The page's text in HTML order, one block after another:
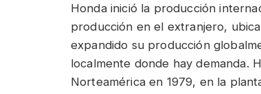
Honda inició la producción
producción en el extranjero,
expandido su producción
localmente donde hay demanda.
Norteamérica en 1979, en la